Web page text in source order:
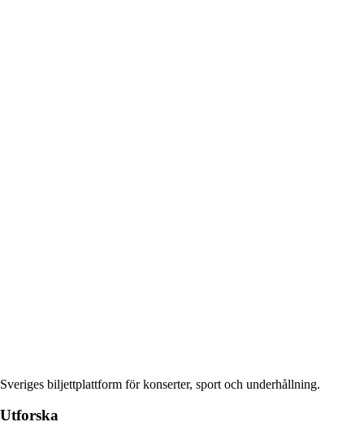
Sveriges biljettplattform för konserter, sport och underhållning.
Utforska